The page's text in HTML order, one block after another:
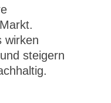
wirken
steigern